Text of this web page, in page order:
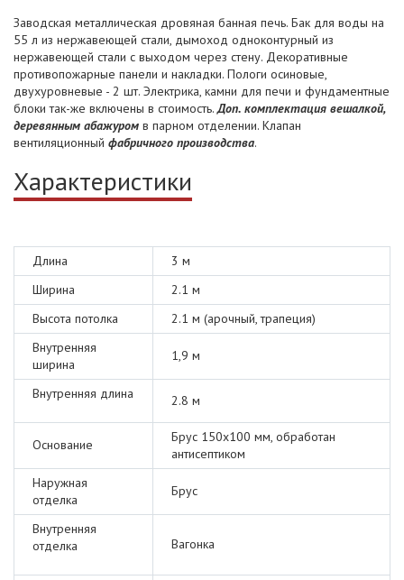
Заводская металлическая дровяная банная печь. Бак для воды на
55 л из нержавеющей стали, дымоход одноконтурный из
нержавеющей стали с выходом через стену. Декоративные
противопожарные панели и накладки. Пологи осиновые,
двухуровневые - 2 шт. Электрика, камни для печи и фундаментные
блоки так-же включены в стоимость.Доп. комплектация вешалкой,
деревянным абажуром в парном отделении. Клапан
вентиляционный фабричного производства.
Характеристики
Длина
3 м
Ширина
2.1 м
Высота потолка
2.1 м (арочный, трапеция)
Внутренняя
ширина
1,9 м
Внутренняя длина 2.8 м
Основание
Брус 150х100 мм, обработан
антисептиком
Наружная
отделка
Брус
Внутренняя
отделка
Вагонка